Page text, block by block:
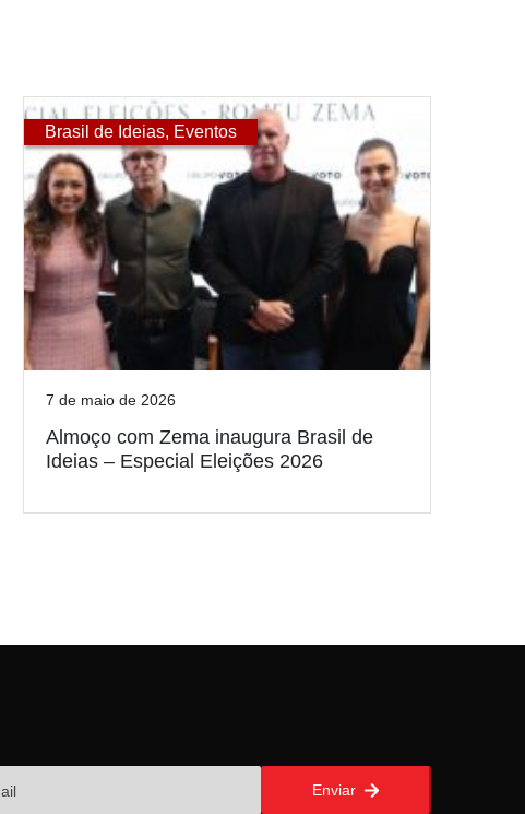
Brasil de Ideias, Eventos
7 de maio de 2026
Almoço com Zema inaugura Brasil de
Ideias – Especial Eleições 2026
Enviar